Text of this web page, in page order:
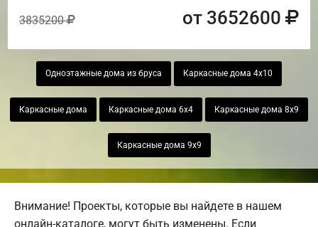
3835200 от 3652600
Одноэтажные дома из бруса Каркасные дома 4х10
Каркасные дома Каркасные дома 6х4 Каркасные дома 8х9
Каркасные дома 9х9
Внимание! Проекты, которые вы найдете в нашем
онлайн-каталоге, могут быть изменены. Если